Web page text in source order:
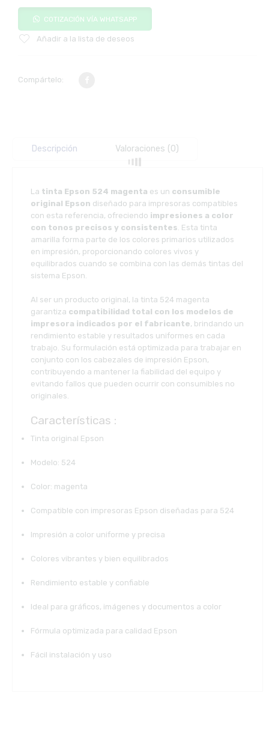
COTIZACIÓN VÍA WHATSAPP
Añadir a la lista de deseos
Compártelo:
Descripción Valoraciones (0)
La tinta Epson 524 magenta es un consumible
original Epson diseñado para impresoras compatibles
con esta referencia, ofreciendo impresiones a color
con tonos precisos y consistentes . Esta tinta
amarilla forma parte de los colores primarios utilizados
en impresión, proporcionando colores vivos y
equilibrados cuando se combina con las demás tintas del
sistema Epson.
Al ser un producto original, la tinta 524 magenta
garantiza compatibilidad total con los modelos de
impresora indicados por el fabricante, brindando un
rendimiento estable y resultados uniformes en cada
trabajo. Su formulación está optimizada para trabajar en
conjunto con los cabezales de impresión Epson,
contribuyendo a mantener la fiabilidad del equipo y
evitando fallos que pueden ocurrir con consumibles no
originales.
Características :
Tinta original Epson
Modelo: 524
Color: magenta
Compatible con impresoras Epson diseñadas para 524
Impresión a color uniforme y precisa
Colores vibrantes y bien equilibrados
Rendimiento estable y confiable
Ideal para gráficos, imágenes y documentos a color
Fórmula optimizada para calidad Epson
Fácil instalación y uso